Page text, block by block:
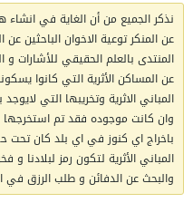
نذكر الجميع من أن الغاية في انشاء
عن المنكر توعية الاخوان الباحثين
المنتدى بالعلم الحقيقي للأشارات و
عن المساكن الأثرية التي كانوا
المباني الاثرية وتخريبها التي
وان كانت موجوده فقد تم استخرجها
باخراج اي كنوز في اي بلد كان تحت
المباني الأثرية لتكون رمز لبلادنا و
والبحث عن الدفائن و طلب الرزق في